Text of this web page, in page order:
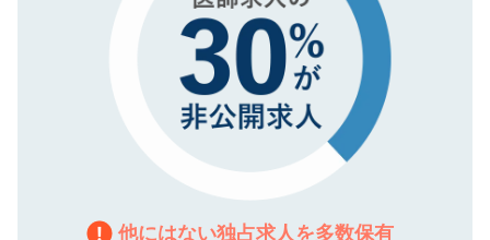
他にはない独占求人を多数保有